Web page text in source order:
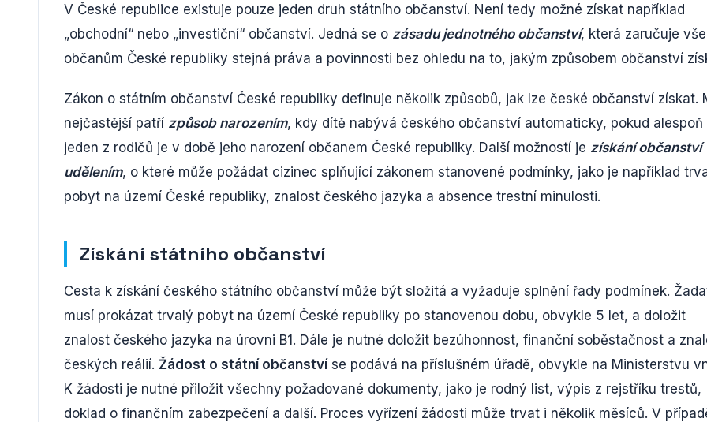
V České republice existuje pouze jeden druh státního občanství. Není tedy možné získat například
„obchodní“ nebo „investiční“ občanství. Jedná se o zásadu jednotného občanství, která zaručuje
občanům České republiky stejná práva a povinnosti bez ohledu na to, jakým způsobem občanství
Zákon o státním občanství České republiky definuje několik způsobů, jak lze české občanství získat.
nejčastější patří způsob narozením, kdy dítě nabývá českého občanství automaticky, pokud alespoň
jeden z rodičů je v době jeho narození občanem České republiky. Další možností je získání občanství
udělením, o které může požádat cizinec splňující zákonem stanovené podmínky, jako je například
pobyt na území České republiky, znalost českého jazyka a absence trestní minulosti.
Získání státního občanství
Cesta k získání českého státního občanství může být složitá a vyžaduje splnění řady podmínek.
musí prokázat trvalý pobyt na území České republiky po stanovenou dobu, obvykle 5 let, a doložit
znalost českého jazyka na úrovni B1. Dále je nutné doložit bezúhonnost, finanční soběstačnost a
českých reálií. Žádost o státní občanstvíse podává na příslušném úřadě, obvykle na Ministerstvu
K žádosti je nutné přiložit všechny požadované dokumenty, jako je rodný list, výpis z rejstříku trestů,
doklad o finančním zabezpečení a další. Proces vyřízení žádosti může trvat i několik měsíců. V